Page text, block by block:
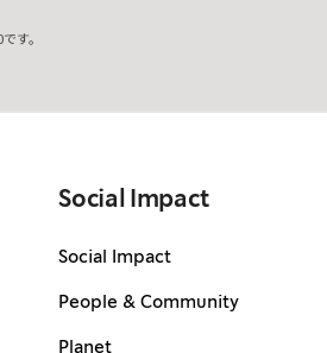
す。
Social Impact
Social Impact
People & Community
Planet